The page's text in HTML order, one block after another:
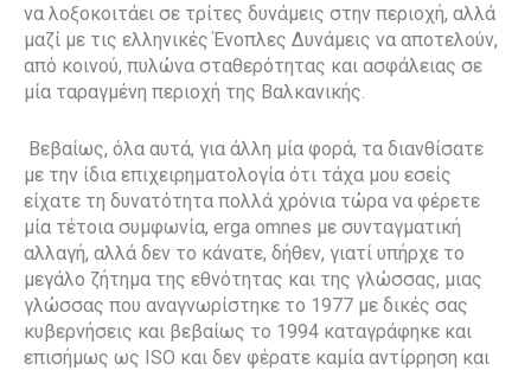
να λοξοκοιτάει σε τρίτες δυνάμεις στην περιοχή, αλλά
μαζί με τις ελληνικές Ένοπλες Δυνάμεις να αποτελούν,
από κοινού, πυλώνα σταθερότητας και ασφάλειας σε
μία ταραγμένη περιοχή της Βαλκανικής.
Βεβαίως, όλα αυτά, για άλλη μία φορά, τα διανθίσατε
με την ίδια επιχειρηματολογία ότι τάχα μου εσείς
είχατε τη δυνατότητα πολλά χρόνια τώρα να φέρετε
μία τέτοια συμφωνία, erga omnes με συνταγματική
αλλαγή, αλλά δεν το κάνατε, δήθεν, γιατί υπήρχε το
μεγάλο ζήτημα της εθνότητας και της γλώσσας, μιας
γλώσσας που αναγνωρίστηκε το 1977 με δικές σας
κυβερνήσεις και βεβαίως το 1994 καταγράφηκε και
επισήμως ως ISO και δεν φέρατε καμία αντίρρηση και